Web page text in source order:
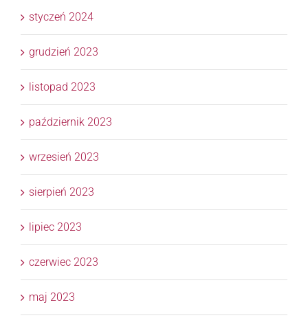
styczeń 2024
grudzień 2023
listopad 2023
październik 2023
wrzesień 2023
sierpień 2023
lipiec 2023
czerwiec 2023
maj 2023